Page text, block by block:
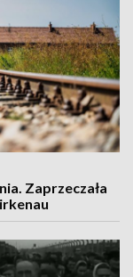
Zaprzeczała